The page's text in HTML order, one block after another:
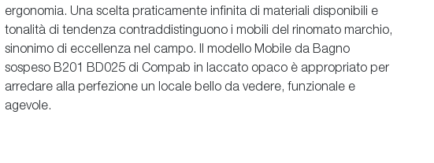
ergonomia. Una scelta praticamente infinita di materiali disponibili e
tonalità di tendenza contraddistinguono i mobili del rinomato marchio,
sinonimo di eccellenza nel campo. Il modello Mobile da Bagno
sospeso B201 BD025 di Compab in laccato opaco è appropriato per
arredare alla perfezione un locale bello da vedere, funzionale e
agevole.